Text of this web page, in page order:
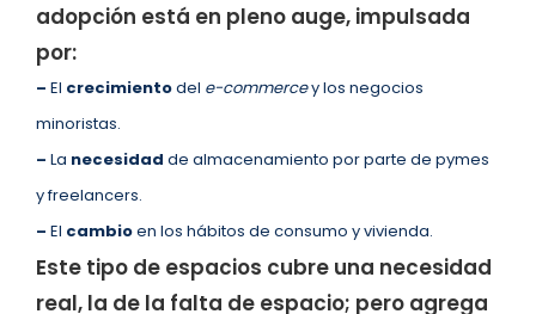
adopción está en pleno auge, impulsada
por:
– El crecimientodel e-commercey los negocios
minoristas.
– La necesidad de almacenamiento por parte de pymes
y freelancers.
– El cambioen los hábitos de consumo y vivienda.
Este tipo de espacios cubre una necesidad
real, la de la falta de espacio; pero agrega